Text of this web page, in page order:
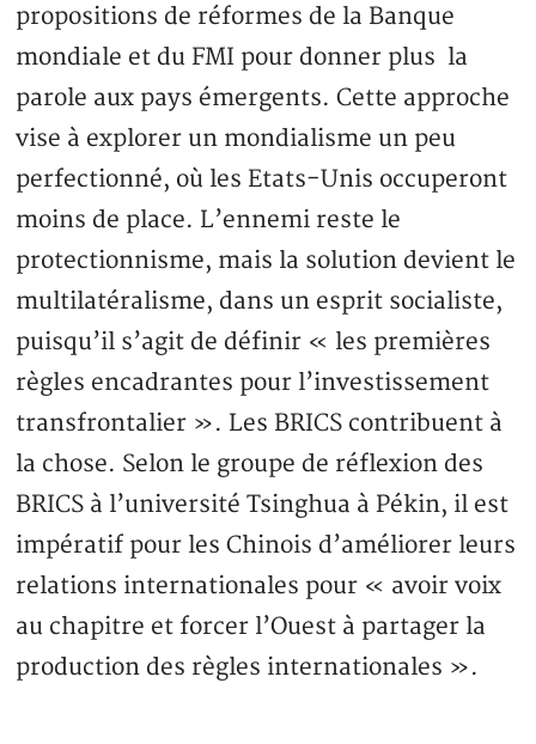
propositions de réformes de la Banque
mondiale et du FMI pour donner plus la
parole aux pays émergents. Cette approche
vise à explorer un mondialisme un peu
perfectionné, où les Etats-Unis occuperont
moins de place. L’ennemi reste le
protectionnisme, mais la solution devient le
multilatéralisme, dans un esprit socialiste,
puisqu’il s’agit de définir « les premières
règles encadrantes pour l’investissement
transfrontalier ». Les BRICS contribuent à
la chose. Selon le groupe de réflexion des
BRICS à l’université Tsinghua à Pékin, il est
impératif pour les Chinois d’améliorer leurs
relations internationales pour « avoir voix
au chapitre et forcer l’Ouest à partager la
production des règles internationales ».